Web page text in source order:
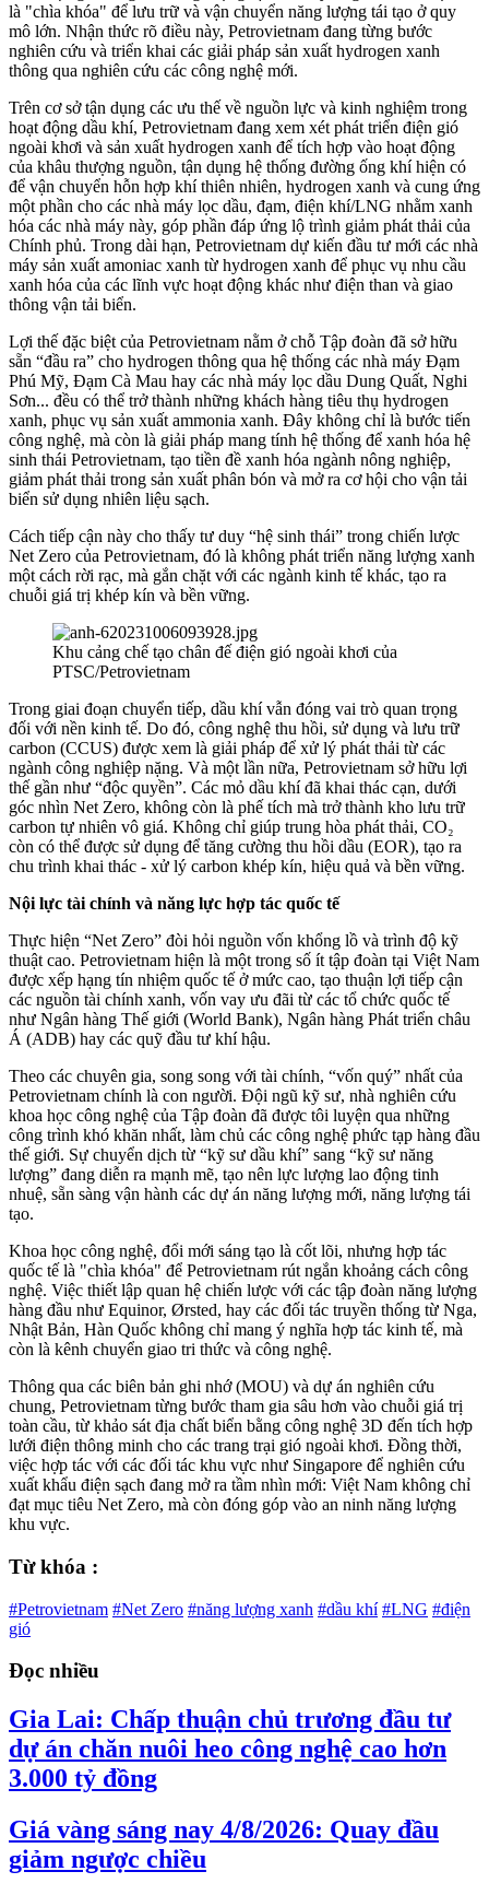
là "chìa khóa" để lưu trữ và vận chuyển năng lượng tái tạo ở quy
mô lớn. Nhận thức rõ điều này, Petrovietnam đang từng bước
nghiên cứu và triển khai các giải pháp sản xuất hydrogen xanh
thông qua nghiên cứu các công nghệ mới.
Trên cơ sở tận dụng các ưu thế về nguồn lực và kinh nghiệm trong
hoạt động dầu khí, Petrovietnam đang xem xét phát triển điện gió
ngoài khơi và sản xuất hydrogen xanh để tích hợp vào hoạt động
của khâu thượng nguồn, tận dụng hệ thống đường ống khí hiện có
để vận chuyển hỗn hợp khí thiên nhiên, hydrogen xanh và cung ứng
một phần cho các nhà máy lọc dầu, đạm, điện khí/LNG nhằm xanh
hóa các nhà máy này, góp phần đáp ứng lộ trình giảm phát thải của
Chính phủ. Trong dài hạn, Petrovietnam dự kiến đầu tư mới các nhà
máy sản xuất amoniac xanh từ hydrogen xanh để phục vụ nhu cầu
xanh hóa của các lĩnh vực hoạt động khác như điện than và giao
thông vận tải biển.
Lợi thế đặc biệt của Petrovietnam nằm ở chỗ Tập đoàn đã sở hữu
sẵn “đầu ra” cho hydrogen thông qua hệ thống các nhà máy Đạm
Phú Mỹ, Đạm Cà Mau hay các nhà máy lọc dầu Dung Quất, Nghi
Sơn... đều có thể trở thành những khách hàng tiêu thụ hydrogen
xanh, phục vụ sản xuất ammonia xanh. Đây không chỉ là bước tiến
công nghệ, mà còn là giải pháp mang tính hệ thống để xanh hóa hệ
sinh thái Petrovietnam, tạo tiền đề xanh hóa ngành nông nghiệp,
giảm phát thải trong sản xuất phân bón và mở ra cơ hội cho vận tải
biển sử dụng nhiên liệu sạch.
Cách tiếp cận này cho thấy tư duy “hệ sinh thái” trong chiến lược
Net Zero của Petrovietnam, đó là không phát triển năng lượng xanh
một cách rời rạc, mà gắn chặt với các ngành kinh tế khác, tạo ra
chuỗi giá trị khép kín và bền vững.
Khu cảng chế tạo chân đế điện gió ngoài khơi của
PTSC/Petrovietnam
Trong giai đoạn chuyển tiếp, dầu khí vẫn đóng vai trò quan trọng
đối với nền kinh tế. Do đó, công nghệ thu hồi, sử dụng và lưu trữ
carbon (CCUS) được xem là giải pháp để xử lý phát thải từ các
ngành công nghiệp nặng. Và một lần nữa, Petrovietnam sở hữu lợi
thế gần như “độc quyền”. Các mỏ dầu khí đã khai thác cạn, dưới
góc nhìn Net Zero, không còn là phế tích mà trở thành kho lưu trữ
carbon tự nhiên vô giá. Không chỉ giúp trung hòa phát thải, CO₂
còn có thể được sử dụng để tăng cường thu hồi dầu (EOR), tạo ra
chu trình khai thác - xử lý carbon khép kín, hiệu quả và bền vững.
Nội lực tài chính và năng lực hợp tác quốc tế
Thực hiện “Net Zero” đòi hỏi nguồn vốn khổng lồ và trình độ kỹ
thuật cao. Petrovietnam hiện là một trong số ít tập đoàn tại Việt Nam
được xếp hạng tín nhiệm quốc tế ở mức cao, tạo thuận lợi tiếp cận
các nguồn tài chính xanh, vốn vay ưu đãi từ các tổ chức quốc tế
như Ngân hàng Thế giới (World Bank), Ngân hàng Phát triển châu
Á (ADB) hay các quỹ đầu tư khí hậu.
Theo các chuyên gia, song song với tài chính, “vốn quý” nhất của
Petrovietnam chính là con người. Đội ngũ kỹ sư, nhà nghiên cứu
khoa học công nghệ của Tập đoàn đã được tôi luyện qua những
công trình khó khăn nhất, làm chủ các công nghệ phức tạp hàng đầu
thế giới. Sự chuyển dịch từ “kỹ sư dầu khí” sang “kỹ sư năng
lượng” đang diễn ra mạnh mẽ, tạo nên lực lượng lao động tinh
nhuệ, sẵn sàng vận hành các dự án năng lượng mới, năng lượng tái
tạo.
Khoa học công nghệ, đổi mới sáng tạo là cốt lõi, nhưng hợp tác
quốc tế là "chìa khóa" để Petrovietnam rút ngắn khoảng cách công
nghệ. Việc thiết lập quan hệ chiến lược với các tập đoàn năng lượng
hàng đầu như Equinor, Ørsted, hay các đối tác truyền thống từ Nga,
Nhật Bản, Hàn Quốc không chỉ mang ý nghĩa hợp tác kinh tế, mà
còn là kênh chuyển giao tri thức và công nghệ.
Thông qua các biên bản ghi nhớ (MOU) và dự án nghiên cứu
chung, Petrovietnam từng bước tham gia sâu hơn vào chuỗi giá trị
toàn cầu, từ khảo sát địa chất biển bằng công nghệ 3D đến tích hợp
lưới điện thông minh cho các trang trại gió ngoài khơi. Đồng thời,
việc hợp tác với các đối tác khu vực như Singapore để nghiên cứu
xuất khẩu điện sạch đang mở ra tầm nhìn mới: Việt Nam không chỉ
đạt mục tiêu Net Zero, mà còn đóng góp vào an ninh năng lượng
khu vực.
Từ khóa :
#Petrovietnam #Net Zero #năng lượng xanh #dầu khí #LNG #điện
gió
Đọc nhiều
Gia Lai: Chấp thuận chủ trương đầu tư
dự án chăn nuôi heo công nghệ cao hơn
3.000 tỷ đồng
Giá vàng sáng nay 4/8/2026: Quay đầu
giảm ngược chiều